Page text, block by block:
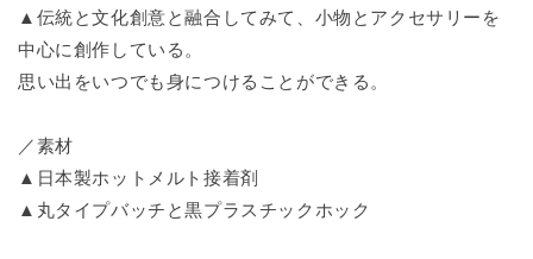
▲伝統と文化創意と融合してみて、小物とアクセサリーを
中心に創作している。
思い出をいつでも身につけることができる。
／素材
▲日本製ホットメルト接着剤
▲丸タイプバッチと黒プラスチックホック